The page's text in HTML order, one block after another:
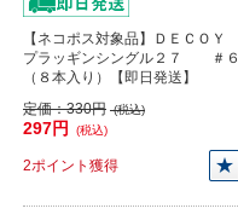
【ネコポス対象品】ＤＥＣＯＹ
プラッギンシングル２７ ＃６
（８本入り）【即日発送】
定価：330円 (税込)
297円 (税込)
2ポイント獲得